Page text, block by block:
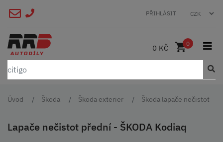
PŘIHLÁSIT
0 KČ 0
Úvod Škoda Škoda exterier Škoda lapače nečistot
Lapače nečistot přední - ŠKODA Kodiaq